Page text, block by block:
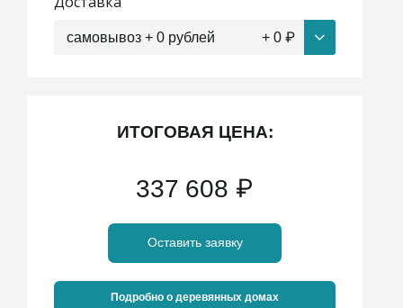
самовывоз + 0 рублей + 0 ₽
ИТОГОВАЯ ЦЕНА:
337 608 ₽
Оставить заявку
Подробно о деревянных домах